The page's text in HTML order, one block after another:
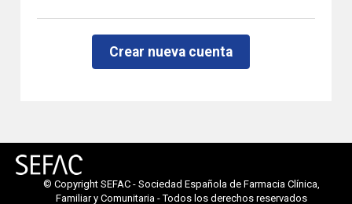
© Copyright SEFAC - Sociedad Española de Farmacia Clínica,
Familiar y Comunitaria - Todos los derechos reservados